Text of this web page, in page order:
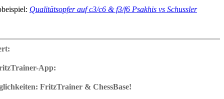
Qualitätsopfer auf c3/c6 & f3/f6 Psakhis vs Schussler
bis hin zu Petrosjans legendären defensiven
ist und wie Sie die entstehenden Vorteile nutzen.
4 Plattformen: App für Windows, App für Mac, ChessBase books
Download oder per Post (Karte mit Seriennummer)
App:
in Fritztrainer-App oder integriert im ChessBase-Programm mit
FritzTrainer & ChessBase!